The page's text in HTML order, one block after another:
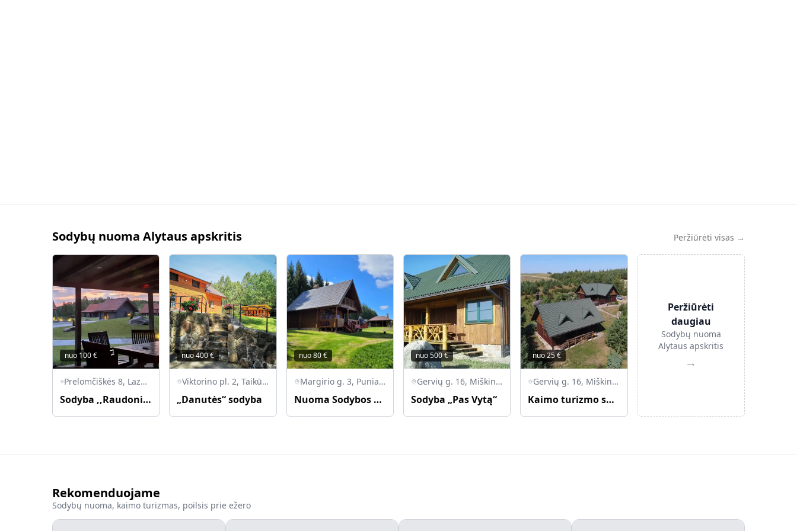
Sodybų nuoma Alytaus apskritis Peržiūrėti visas →
nuo 100€
Prelomčiškės 8, Lazdijų rajonas, 67472 Šventežerio seniūnija
Sodyba ,,Raudoni Stogai"
nuo400€
Viktorino pl. 2, Taikūnų k., Veisiejų sen., Lazdijų r.
„Danutės“ sodyba
nuo80€
Margirio g. 3, Punia, Alytaus r. sav., Lietuva
Nuoma Sodybos prie tvenkinio
nuo500€
Gervių g. 16, Miškiniai, LT-67047 Lazdijų r.
Sodyba „Pas Vytą“
nuo25€
Gervių g. 16, Miškiniai, 67372 Lazdijų r. sav., Lietuva
Kaimo turizmo sodyba "Pas Vytą"
Peržiūrėti
daugiau
Sodybų nuoma
Alytaus apskritis
→
Rekomenduojame
Sodybų nuoma, kaimo turizmas, poilsis prie ežero